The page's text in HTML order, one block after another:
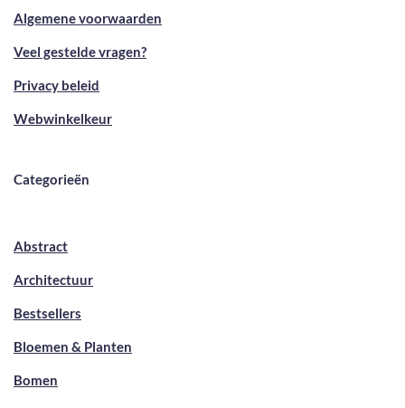
Algemene voorwaarden
Veel gestelde vragen?
Privacy beleid
Webwinkelkeur
Categorieën
Abstract
Architectuur
Bestsellers
Bloemen & Planten
Bomen